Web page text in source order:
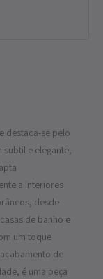
destaca-se pelo
subtil e elegante,
a interiores
desde
de banho e
um toque
de
é uma peça